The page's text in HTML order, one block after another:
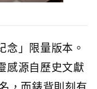
」限量版本。
感源自歷史文獻
，而錶背則刻有